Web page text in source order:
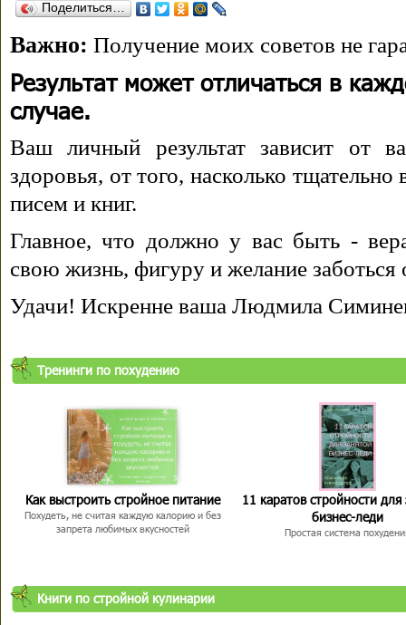
Поделиться…
Важно: Получение моих советов не
Результат может отличаться в
случае.
Ваш личный результат зависит от
здоровья, от того, насколько
писем и книг.
Главное, что должно у вас быть -
свою жизнь, фигуру и желание заботься
Удачи! Искренне ваша Людмила
Тренинги по похудению
Как выстроить стройное питание
Похудеть, не считая каждую калорию и без
запрета любимых вкусностей
11 каратов стройности для
бизнес-леди
Простая система
Книги по стройной кулинарии